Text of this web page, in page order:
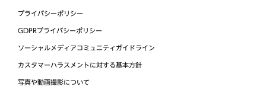
プライバシーポリシー
GDPRプライバシーポリシー
ソーシャルメディアコミュニティガイドライン
カスタマーハラスメントに対する基本方針
写真や動画撮影について